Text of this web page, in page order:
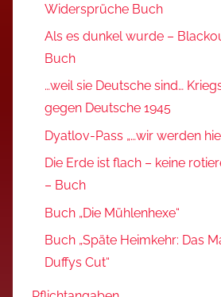
Widersprüche Buch
Als es dunkel wurde –
Buch
…weil sie Deutsche sind…
gegen Deutsche 1945
Dyatlov-Pass „…wir werden
Die Erde ist flach – keine
– Buch
Buch „Die Mühlenhexe“
Buch „Späte Heimkehr: Das
Duffys Cut“